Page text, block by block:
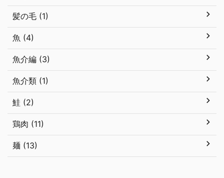
髪の毛 (1)
魚 (4)
魚介編 (3)
魚介類 (1)
鮭 (2)
鶏肉 (11)
麺 (13)